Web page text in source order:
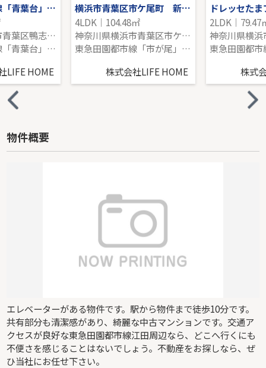
東急田園都市線「青葉台」新築分譲
神奈川県横浜市青葉区鴨志田町
東急田園都市線「青葉台」駅 バス8分 「団地中央」 停歩5分
LIFE HOME
横浜市青葉区市ケ尾町 新築戸建1棟
4LDK｜104.48㎡
神奈川県横浜市青葉区市ケ尾町
東急田園都市線「市が尾」駅 バス5分 「下市が尾」 停歩1分
株式会社LIFE HOME
ドレッセた
2LDK｜79.47
株式
物件概要
エレベーターがある物件です。駅から物件まで徒歩10分です。
共有部分も清潔感があり、綺麗な中古マンションです。交通ア
クセスが良好な東急田園都市線江田周辺なら、どこへ行くにも
不便さを感じることはないでしょう。不動産をお探しなら、ぜ
ひ当社にお任せ下さい。